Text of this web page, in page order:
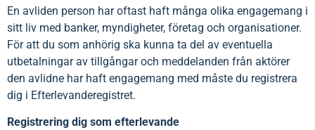
En avliden person har oftast haft många olika engagemang i
sitt liv med banker, myndigheter, företag och organisationer.
För att du som anhörig ska kunna ta del av eventuella
utbetalningar av tillgångar och meddelanden från aktörer
den avlidne har haft engagemang med måste du registrera
dig i Efterlevanderegistret.
Registrering dig som efterlevande